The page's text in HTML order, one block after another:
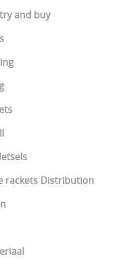
and buy
rackets Distribution